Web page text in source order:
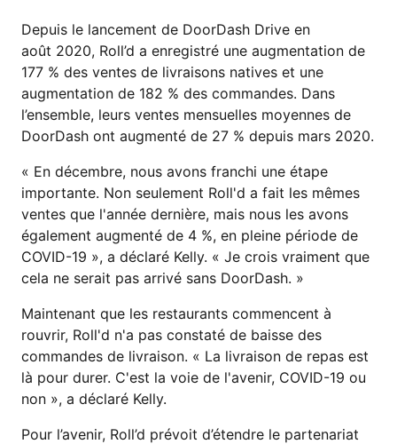
Depuis le lancement de DoorDash Drive en
août 2020, Roll’d a enregistré une augmentation de
177 % des ventes de livraisons natives et une
augmentation de 182 % des commandes. Dans
l’ensemble, leurs ventes mensuelles moyennes de
DoorDash ont augmenté de 27 % depuis mars 2020.
« En décembre, nous avons franchi une étape
importante. Non seulement Roll'd a fait les mêmes
ventes que l'année dernière, mais nous les avons
également augmenté de 4 %, en pleine période de
COVID-19 », a déclaré Kelly. « Je crois vraiment que
cela ne serait pas arrivé sans DoorDash. »
Maintenant que les restaurants commencent à
rouvrir, Roll'd n'a pas constaté de baisse des
commandes de livraison. « La livraison de repas est
là pour durer. C'est la voie de l'avenir, COVID-19 ou
non », a déclaré Kelly.
Pour l’avenir, Roll’d prévoit d’étendre le partenariat